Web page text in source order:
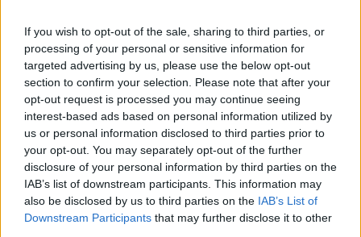
If you wish to opt-out of the sale, sharing to third parties, or
processing of your personal or sensitive information for
targeted advertising by us, please use the below opt-out
section to confirm your selection. Please note that after your
opt-out request is processed you may continue seeing
interest-based ads based on personal information utilized by
us or personal information disclosed to third parties prior to
your opt-out. You may separately opt-out of the further
disclosure of your personal information by third parties on the
IAB’s list of downstream participants. This information may
also be disclosed by us to third parties on the IAB’s List of
Downstream Participants that may further disclose it to other
VLACHODIMOS
IGLESIAS
SUAZO
KIKE SALAS
SANGANTE
AGOUMÉ
BUENO